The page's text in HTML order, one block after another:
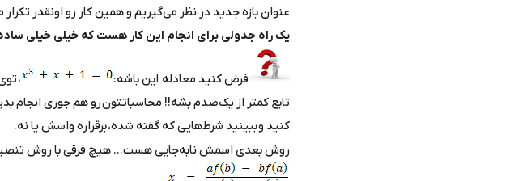
عنوان بازه جدید در نظر می‌گیریم و همین کار رو اونقدر
یک راه جدولی برای انجام این کار هست که خیلی خیلی
فرض کنید معادله این باشه:
،
کنید و ببینید شرط‌هایی که گفته شده، برقراره واسش یا نه.
روش بعدی اسمش نابه‌جایی هست... هیچ فرقی با روش تنصیف